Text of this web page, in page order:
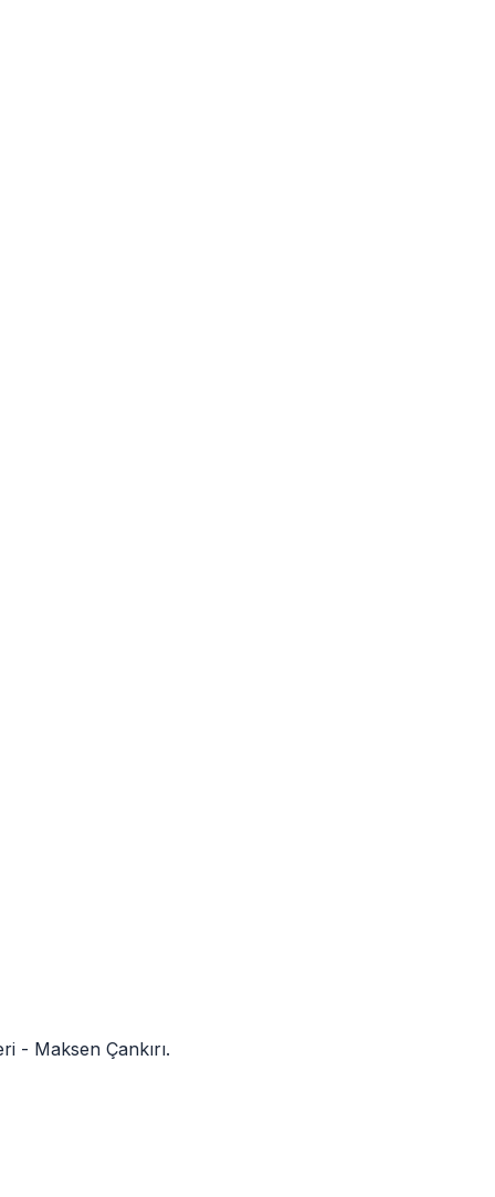
- Maksen Çankırı.